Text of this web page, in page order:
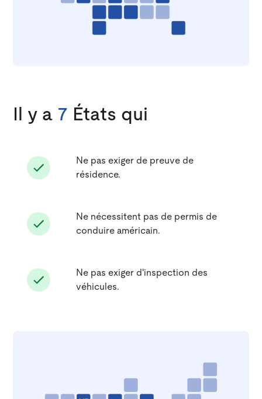
Il y a 7 États qui
Ne pas exiger de preuve de
résidence.
Ne nécessitent pas de permis de
conduire américain.
Ne pas exiger d'inspection des
véhicules.